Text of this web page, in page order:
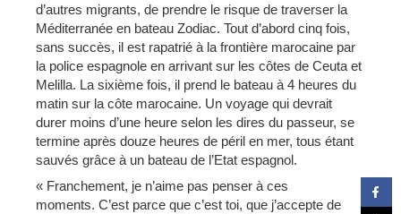
d’autres migrants, de prendre le risque de traverser la
Méditerranée en bateau Zodiac. Tout d’abord cinq fois,
sans succès, il est rapatrié à la frontière marocaine par
la police espagnole en arrivant sur les côtes de Ceuta et
Melilla. La sixième fois, il prend le bateau à 4 heures du
matin sur la côte marocaine. Un voyage qui devrait
durer moins d’une heure selon les dires du passeur, se
termine après douze heures de péril en mer, tous étant
sauvés grâce à un bateau de l’Etat espagnol.
« Franchement, je n’aime pas penser à ces
moments. C’est parce que c’est toi, que j’accepte de